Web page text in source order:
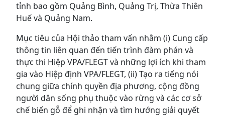
tỉnh bao gồm Quảng Bình, Quảng Trị, Thừa Thiên
Huế và Quảng Nam.
Mục tiêu của Hội thảo tham vấn nhằm (i) Cung cấp
thông tin liên quan đến tiến trình đàm phán và
thực thi Hiệp VPA/FLEGT và những lợi ích khi tham
gia vào Hiệp định VPA/FLEGT, (ii) Tạo ra tiếng nói
chung giữa chính quyền địa phương, cộng đồng
người dân sống phụ thuộc vào rừng và các cơ sở
chế biến gỗ để ghi nhận và tìm hướng giải quyết